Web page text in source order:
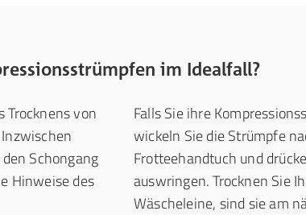
im Idealfall?
Trocknens von
Schongang
Hinweise des
Falls Sie ihre
wickeln Sie die Strümpfe
Frotteehandtuch und
auswringen. Trocknen Sie
Wäscheleine, sind sie am